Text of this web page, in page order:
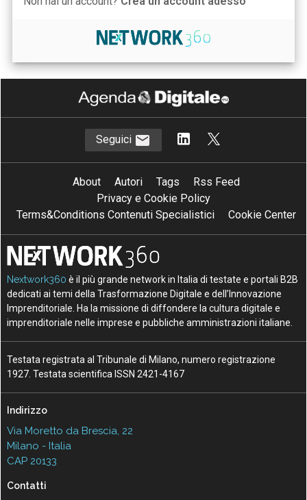
Seguici
About Autori Tags
Rss Feed
Privacy e Cookie Policy
Terms&Conditions Contenuti Specialistici
Cookie Center
Nextwork360 è il più grande network in Italia di testate e portali B2B
dedicati ai temi della Trasformazione Digitale e dell’Innovazione
Imprenditoriale. Ha la missione di diffondere la cultura digitale e
imprenditoriale nelle imprese e pubbliche amministrazioni italiane.
Testata registrata al Tribunale di Milano, numero registrazione
1927. Testata scientifica ISSN 2421-4167
Indirizzo
Via Moretto da Brescia, 22
Milano - Italia
CAP 20133
Contatti